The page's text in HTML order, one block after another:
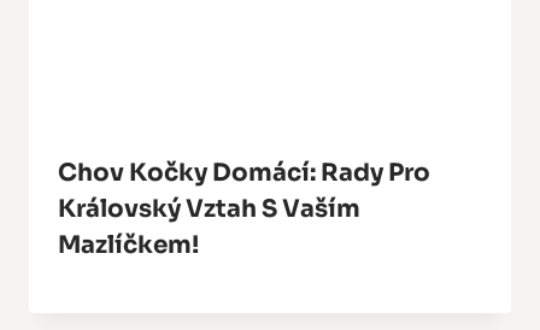
Chov Kočky Domácí: Rady Pro
Královský Vztah S Vaším
Mazlíčkem!